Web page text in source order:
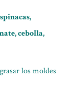
cebolla,
los moldes